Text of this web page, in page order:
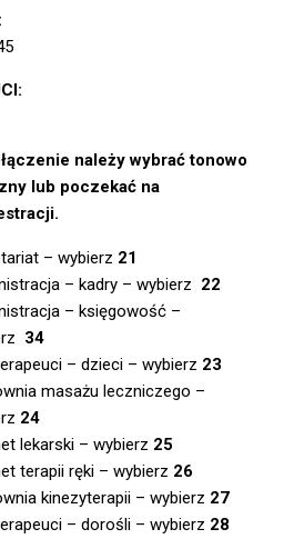
należy wybrać tonowo
lub poczekać na
– wybierz 21
– kadry – wybierz 22
– księgowość –
34
– dzieci – wybierz 23
masażu leczniczego –
24
lekarski – wybierz 25
terapii ręki – wybierz 26
kinezyterapii – wybierz 27
– dorośli – wybierz 28